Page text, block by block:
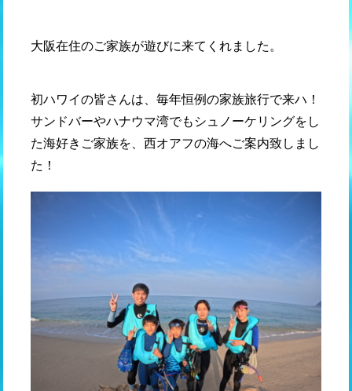
大阪在住のご家族が遊びに来てくれました。
初ハワイの皆さんは、毎年恒例の家族旅行で来ハ！
サンドバーやハナウマ湾でもシュノーケリングをし
た海好きご家族を、西オアフの海へご案内致しまし
た！